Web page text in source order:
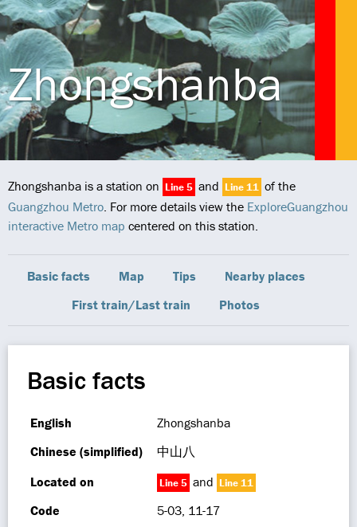
Zhongshanba
Zhongshanba is a station on Line 5 and Line 11 of the
Guangzhou Metro. For more details view the ExploreGuangzhou
interactive Metro map centered on this station.
Basic facts Map Tips
Nearby places
First train/Last train
Photos
Basic facts
English
Zhongshanba
Chinese (simplified)
中山八
Located on
Line 5 and Line 11
Code 5-03, 11-17